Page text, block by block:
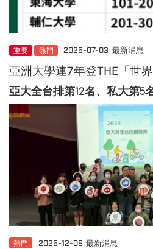
重要 熱門 2025-07-03 最新消息
亞洲大學連7年登THE「世
亞大全台排第12名、私大第5
熱門 2025-12-08 最新消息